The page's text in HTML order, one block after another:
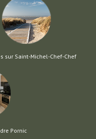
sur Saint-Michel-Chef-Chef
Pornic